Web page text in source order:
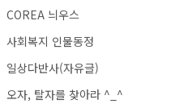
COREA 늬우스
사회복지 인물동정
일상다반사(자유글)
오자, 탈자를 찾아라 ^_^